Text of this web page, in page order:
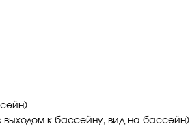
выходом к бассейну, вид на бассейн)